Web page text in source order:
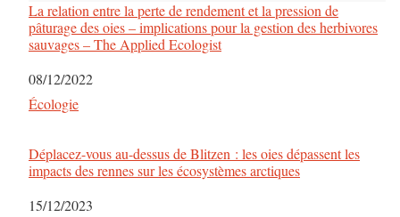
La relation entre la perte de rendement et la pression de
pâturage des oies – implications pour la gestion des herbivores
sauvages – The Applied Ecologist
Date
08/12/2022
Par rapport à
Écologie
Déplacez-vous au-dessus de Blitzen : les oies dépassent les
impacts des rennes sur les écosystèmes arctiques
Date
15/12/2023